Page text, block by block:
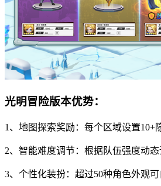
光明冒险版本优势：
1、地图探索奖励：每个区域设置
2、智能难度调节：根据队伍强度动
3、个性化装扮：超过50种角色外观